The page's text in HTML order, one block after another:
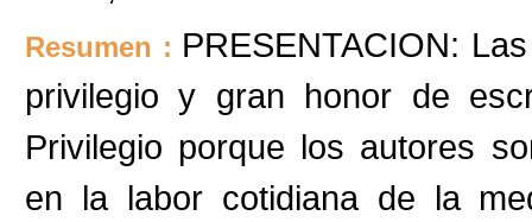
Resumen : PRESENTACION:
privilegio y gran honor de
Privilegio porque los autores
en la labor cotidiana de la